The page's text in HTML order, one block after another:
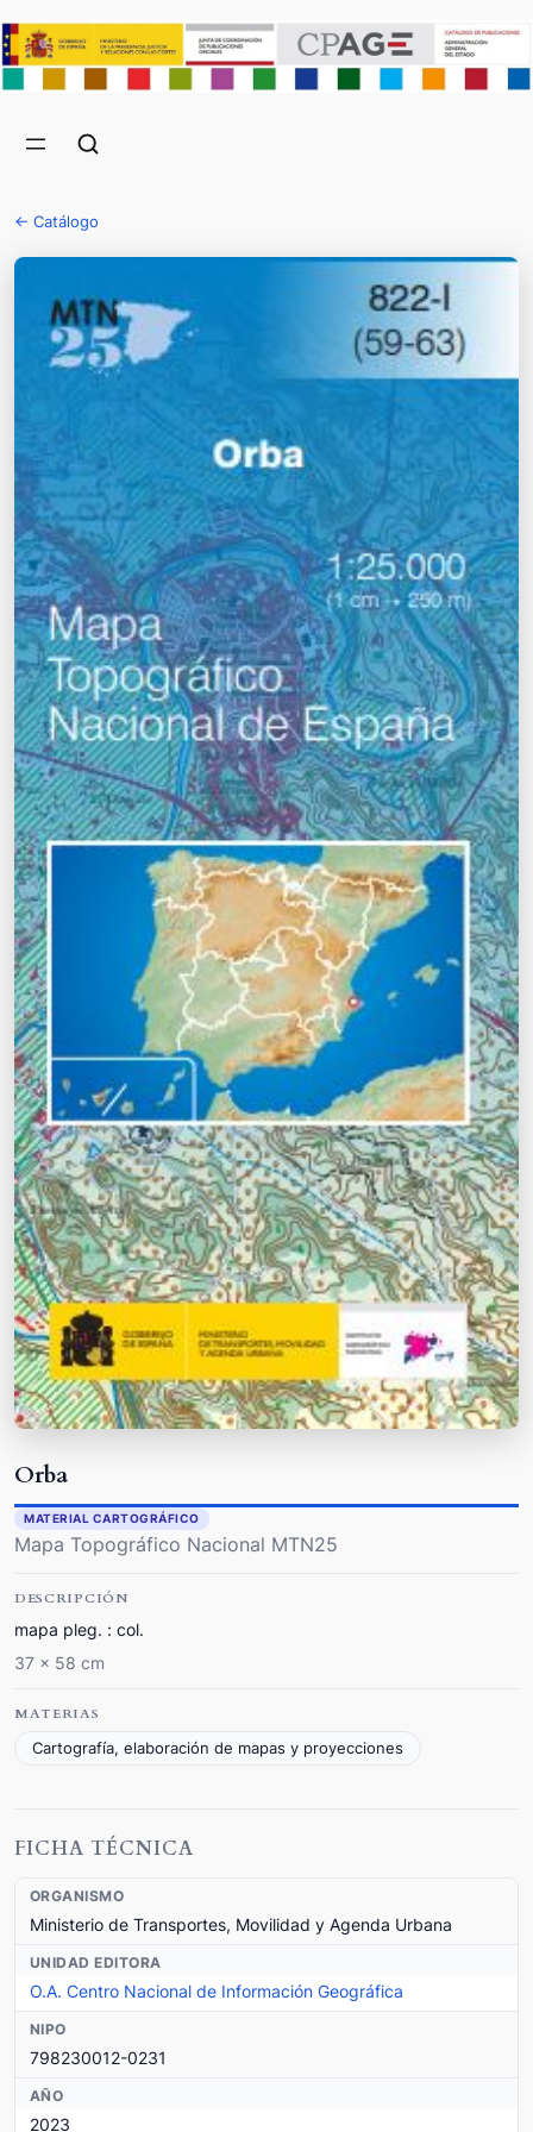
← Catálogo
Orba
MATERIAL CARTOGRÁFICO
Mapa Topográfico Nacional MTN25
DESCRIPCIÓN
mapa pleg. : col.
37 x 58 cm
MATERIAS
Cartografía, elaboración de mapas y proyecciones
FICHA TÉCNICA
ORGANISMO
Ministerio de Transportes, Movilidad y Agenda Urbana
UNIDAD EDITORA
O.A. Centro Nacional de Información Geográfica
NIPO
798230012-0231
AÑO
2023